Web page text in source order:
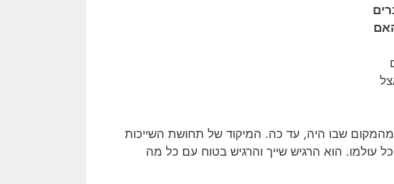
שבו היה, עד כה. המיקוד של תחושת השייכות
עולמו. הוא הרגיש שייך והרגיש בטוח עם כל מה